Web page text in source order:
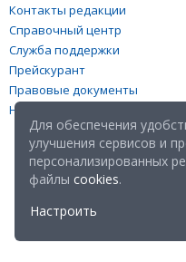
Контакты редакции
Справочный центр
Служба поддержки
Прейскурант
Правовые документы
Настройка файлов cookies
Для обеспечения
улучшения сервисов и
персонализированных
файлы cookies.
Настроить